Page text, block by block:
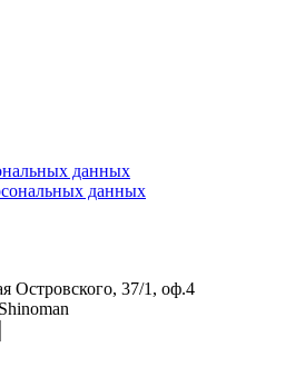
данных
данных
Островского, 37/1, оф.4